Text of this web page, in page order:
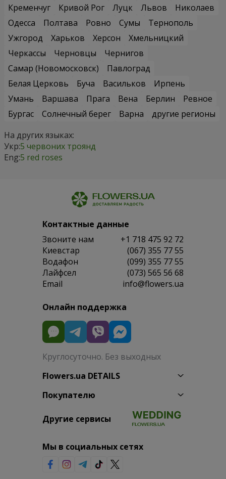
Кременчуг
Кривой Рог Луцк Львов
Николаев
Одесса
Полтава Ровно Сумы
Тернополь
Ужгород
Харьков Херсон
Хмельницкий
Черкассы
Черновцы
Чернигов
Самар (Новомосковск)
Павлоград
Белая Церковь
Буча Васильков
Ирпень
Умань
Варшава Прага Вена Берлин
Ревное
Бургас
Солнечный берег Варна
другие регионы
На других языках:
Укр:5 червоних троянд
Eng:5 red roses
Контактные данные
Звоните нам
+1 718 475 92 72
Киевстар
(067) 355 77 55
Водафон
(099) 355 77 55
Лайфсел
(073) 565 56 68
Email
info@flowers.ua
Онлайн поддержка
Круглосуточно. Без выходных
Flowers.ua DETAILS
Покупателю
Другие сервисы
Мы в социальных сетях